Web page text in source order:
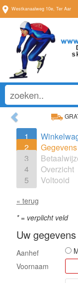
Westkanaalweg 10e, Ter Aar
Previous
1
2
Gegevens
3
4
Overzicht
5
Voltooid
« terug
*= verplicht veld
Uw gegevens
Aanhef
Voornaam